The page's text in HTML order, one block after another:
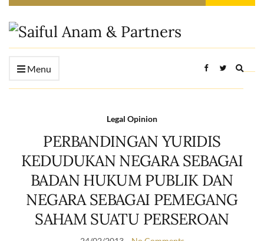
Menu
form
Legal Opinion
PERBANDINGAN YURIDIS
KEDUDUKAN NEGARA SEBAGAI
BADAN HUKUM PUBLIK DAN
NEGARA SEBAGAI PEMEGANG
SAHAM SUATU PERSEROAN